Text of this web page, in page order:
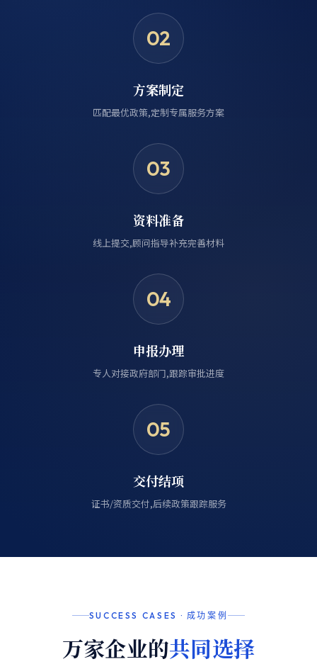
02
方案制定
匹配最优政策,定制专属服务方案
03
资料准备
线上提交,顾问指导补充完善材料
04
申报办理
专人对接政府部门,跟踪审批进度
05
交付结项
证书/资质交付,后续政策跟踪服务
SUCCESS CASES · 成功案例
万家企业的共同选择